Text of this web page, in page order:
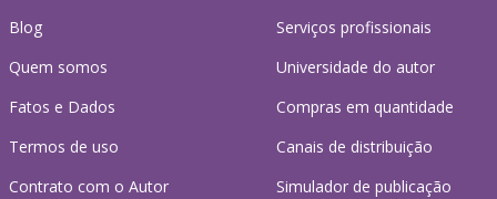
Blog
Quem somos
Fatos e Dados
Termos de uso
Contrato com o Autor
Serviços profissionais
Universidade do autor
Compras em quantidade
Canais de distribuição
Simulador de publicação